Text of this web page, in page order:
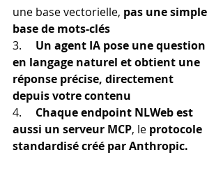
une base vectorielle, pas une simple
base de mots-clés
3. Un agent IA pose une question
en langage naturel et obtient une
réponse précise, directement
depuis votre contenu
4. Chaque endpoint NLWeb est
aussi un serveur MCP, le protocole
standardisé créé par Anthropic.